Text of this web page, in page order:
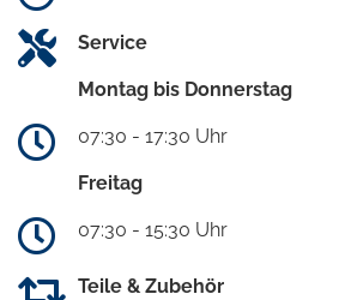
Service
Montag bis Donnerstag
07:30 - 17:30 Uhr
Freitag
07:30 - 15:30 Uhr
Teile & Zubehör